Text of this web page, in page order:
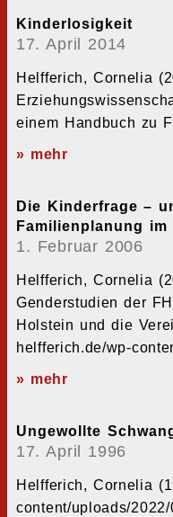
Kinderlosigkeit
17. April 2014
Helfferich, Cornelia
einem Handbuch zu
» mehr
Die Kinderfrage –
Familienplanung
1. Februar 2006
Helfferich, Cornelia
Genderstudien der
Holstein und die
helfferich.de/wp-
» mehr
Ungewollte
17. April 1996
Helfferich, Cornelia
content/uploads/